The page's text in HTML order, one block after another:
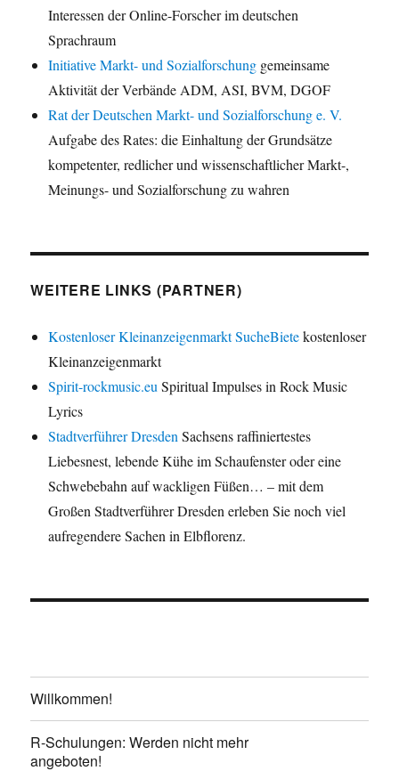
Interessen der Online-Forscher im deutschen
Sprachraum
Initiative Markt- und Sozialforschung gemeinsame
Aktivität der Verbände ADM, ASI, BVM, DGOF
Rat der Deutschen Markt- und Sozialforschung e. V.
Aufgabe des Rates: die Einhaltung der Grundsätze
kompetenter, redlicher und wissenschaftlicher Markt-,
Meinungs- und Sozialforschung zu wahren
WEITERE LINKS (PARTNER)
Kostenloser Kleinanzeigenmarkt SucheBietekostenloser
Kleinanzeigenmarkt
Spirit-rockmusic.eu Spiritual Impulses in Rock Music
Lyrics
Stadtverführer Dresden Sachsens raffiniertestes
Liebesnest, lebende Kühe im Schaufenster oder eine
Schwebebahn auf wackligen Füßen… – mit dem
Großen Stadtverführer Dresden erleben Sie noch viel
aufregendere Sachen in Elbflorenz.
Willkommen!
R-Schulungen: Werden nicht mehr
angeboten!